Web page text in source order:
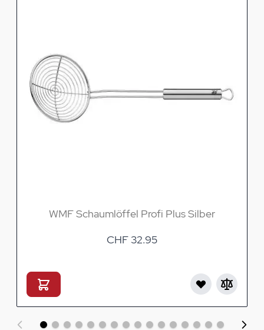
WMF Schaumlöffel Profi Plus Silber
CHF 32.95